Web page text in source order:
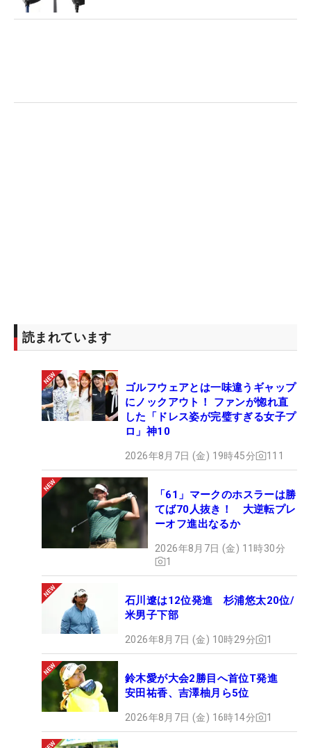
読まれています
ゴルフウェアとは一味違うギャップ
にノックアウト！ ファンが惚れ直
した「ドレス姿が完璧すぎる女子プ
ロ」神10
2026年8月7日 (金) 19時45分 111
「61」マークのホスラーは勝
てば70人抜き！ 大逆転プレ
ーオフ進出なるか
2026年8月7日 (金) 11時30分
1
石川遼は12位発進 杉浦悠太20位/
米男子下部
2026年8月7日 (金) 10時29分 1
鈴木愛が大会2勝目へ首位T発進
安田祐香、吉澤柚月ら5位
2026年8月7日 (金) 16時14分 1